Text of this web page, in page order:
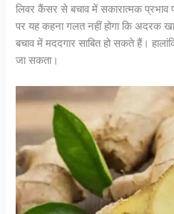
लिवर कैंसर से बचाव में सकारात्मक
पर यह कहना गलत नहीं होगा कि
बचाव में मददगार साबित हो सकते हैं।
जा सकता।